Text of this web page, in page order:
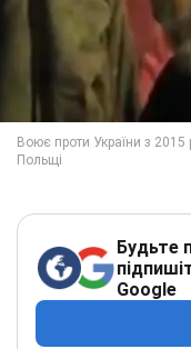
Будьте
Google